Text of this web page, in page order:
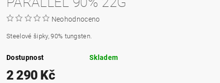
Neohodnoceno
Steelové šipky, 90% tungsten.
Dostupnost Skladem
2 290 Kč